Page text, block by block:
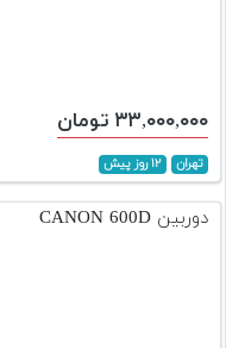
۳۳,۰۰۰,۰۰۰ تومان
تهران ۱۲ روز پیش
دوربین CANON 600D